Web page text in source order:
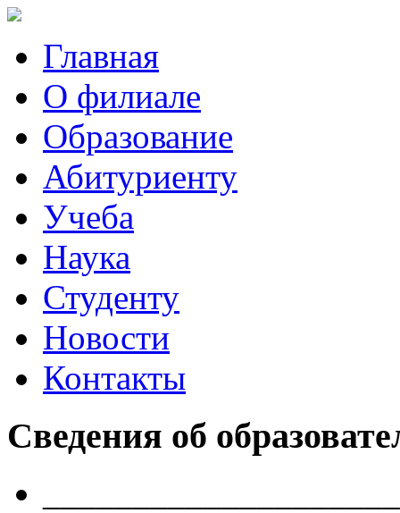
Главная
О филиале
Образование
Абитуриенту
Учеба
Наука
Студенту
Новости
Контакты
Сведения об